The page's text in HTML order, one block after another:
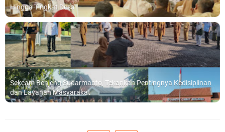
Hingga Tingkat Desa
Sekcam Benjeng Sudarmanto, Tekankan Pentingnya Kedisiplinan
dan Layanan Masyarakat